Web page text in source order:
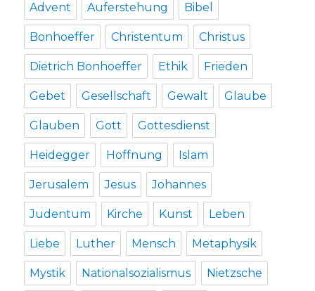
Advent Auferstehung Bibel
Bonhoeffer Christentum Christus
Dietrich Bonhoeffer Ethik Frieden
Gebet Gesellschaft Gewalt Glaube
Glauben Gott Gottesdienst
Heidegger Hoffnung Islam
Jerusalem Jesus Johannes
Judentum Kirche Kunst Leben
Liebe Luther Mensch Metaphysik
Mystik Nationalsozialismus Nietzsche